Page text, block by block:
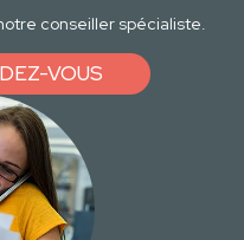
conseiller spécialiste.
VOUS